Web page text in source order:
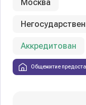
Москва
Аккредитован
Общежитие